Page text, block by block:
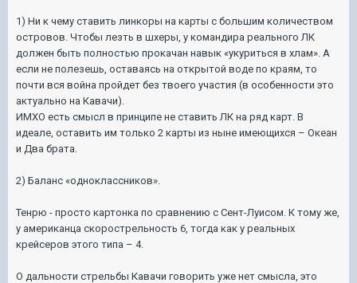
1) Ни к чему ставить линкоры на карты с большим количеством
островов. Чтобы лезть в шхеры, у командира реального ЛК
должен быть полностью прокачан навык «укуриться в хлам». А
если не полезешь, оставаясь на открытой воде по краям, то
почти вся война пройдет без твоего участия (в особенности это
актуально на Кавачи).
ИМХО есть смысл в принципе не ставить ЛК на ряд карт. В
идеале, оставить им только 2 карты из ныне имеющихся – Океан
и Два брата.
2) Баланс «одноклассников».
Тенрю - просто картонка по сравнению с Сент-Луисом. К тому же,
у американца скорострельность 6, тогда как у реальных
крейсеров этого типа – 4.
О дальности стрельбы Кавачи говорить уже нет смысла, это